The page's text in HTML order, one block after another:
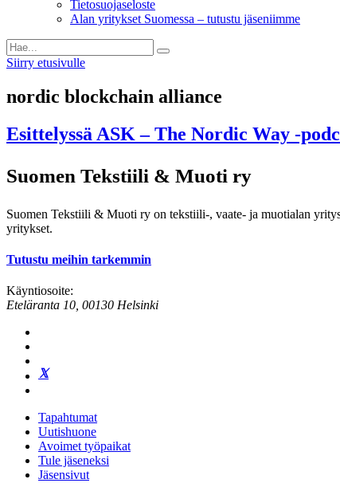
Tietosuojaseloste
Alan yritykset Suomessa – tutustu jäseniimme
Siirry etusivulle
nordic blockchain alliance
Esittelyssä ASK – The Nordic Way -
Suomen Tekstiili & Muoti ry
Suomen Tekstiili & Muoti ry on tekstiili-, vaate- ja muotialan
yritykset.
Tutustu meihin tarkemmin
Käyntiosoite:
Eteläranta 10, 00130 Helsinki
Tapahtumat
Uutishuone
Avoimet työpaikat
Tule jäseneksi
Jäsensivut